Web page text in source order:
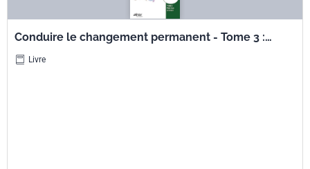
Conduire le changement permanent - Tome 3 :
Faire face à l'avenir - Résistance, reliance et
résilience
Livre